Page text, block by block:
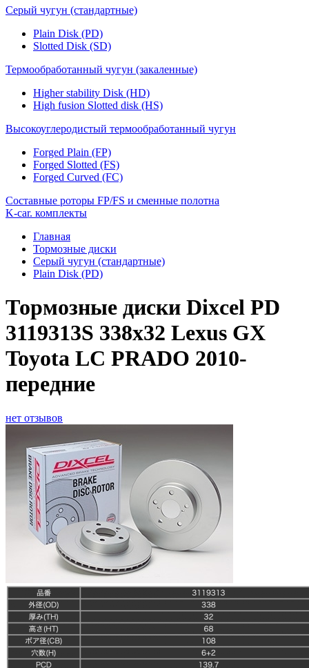
Серый чугун (стандартные)
Plain Disk (PD)
Slotted Disk (SD)
Термообработанный чугун (закаленные)
Higher stability Disk (HD)
High fusion Slotted disk (HS)
Высокоуглеродистый термообработанный чугун
Forged Plain (FP)
Forged Slotted (FS)
Forged Curved (FC)
Составные роторы FP/FS и сменные полотна
K-car. комплекты
Главная
Тормозные диски
Серый чугун (стандартные)
Plain Disk (PD)
Тормозные диски Dixcel PD
3119313S 338x32 Lexus GX
Toyota LC PRADO 2010-
передние
нет отзывов